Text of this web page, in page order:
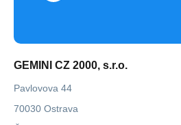
GEMINI CZ 2000, s.r.o.
Pavlovova 44
70030 Ostrava